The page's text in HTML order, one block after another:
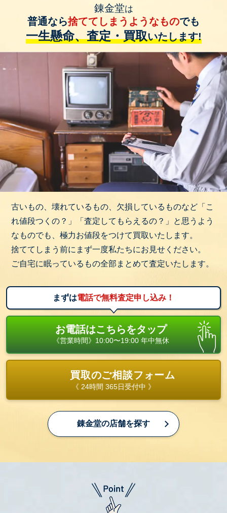
錬金堂は
普通なら捨ててしまうようなものでも
一生懸命、査定・買取いたします!
古いもの、壊れているもの、欠損しているものなど「こ
れ値段つくの？」「査定してもらえるの？」と思うよう
なものでも、極力お値段をつけて買取いたします。
捨ててしまう前にまず一度私たちにお見せください。
ご自宅に眠っているもの全部まとめて査定いたします。
まずは電話で無料査定申し込み！
お電話はこちらをタップ
《営業時間》10:00〜19:00 年中無休
買取のご相談フォーム
《 24時間 365日受付中 》
錬金堂の店舗を探す